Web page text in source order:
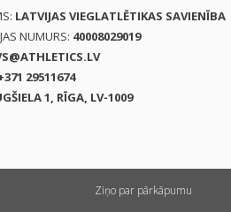
LATVIJAS VIEGLATLĒTIKAS SAVIENĪBA
NUMURS: 40008029019
29511674
1, RĪGA, LV-1009
Ziņo par pārkāpumu